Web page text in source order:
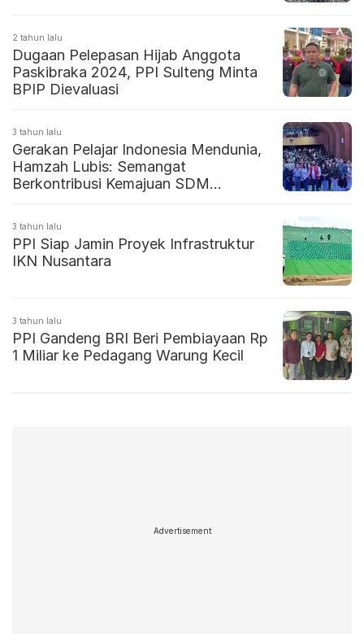
2 tahun lalu
Dugaan Pelepasan Hijab Anggota
Paskibraka 2024, PPI Sulteng Minta
BPIP Dievaluasi
3 tahun lalu
Gerakan Pelajar Indonesia Mendunia,
Hamzah Lubis: Semangat
Berkontribusi Kemajuan SDM
3 tahun lalu
PPI Siap Jamin Proyek Infrastruktur
IKN Nusantara
3 tahun lalu
PPI Gandeng BRI Beri Pembiayaan Rp
1 Miliar ke Pedagang Warung Kecil
Advertisement